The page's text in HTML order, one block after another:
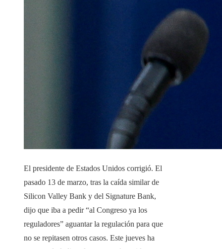
El presidente de Estados Unidos corrigió. El
pasado 13 de marzo, tras la caída similar de
Silicon Valley Bank y del Signature Bank,
dijo que iba a pedir “al Congreso ya los
reguladores” aguantar la regulación para que
no se repitasen otros casos. Este jueves ha